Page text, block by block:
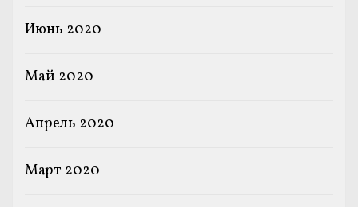
Июнь 2020
Май 2020
Апрель 2020
Март 2020